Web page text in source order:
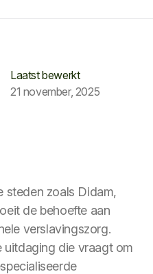
Laatst bewerkt
21 november, 2025
steden zoals Didam,
de behoefte aan
verslavingszorg.
uitdaging die vraagt om